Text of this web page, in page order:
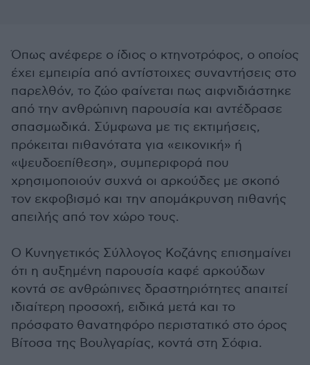
Όπως ανέφερε ο ίδιος ο κτηνοτρόφος, ο οποίος
έχει εμπειρία από αντίστοιχες συναντήσεις στο
παρελθόν, το ζώο φαίνεται πως αιφνιδιάστηκε
από την ανθρώπινη παρουσία και αντέδρασε
σπασμωδικά. Σύμφωνα με τις εκτιμήσεις,
πρόκειται πιθανότατα για «εικονική» ή
«ψευδοεπίθεση», συμπεριφορά που
χρησιμοποιούν συχνά οι αρκούδες με σκοπό
τον εκφοβισμό και την απομάκρυνση πιθανής
απειλής από τον χώρο τους.
Ο Κυνηγετικός Σύλλογος Κοζάνης επισημαίνει
ότι η αυξημένη παρουσία καφέ αρκούδων
κοντά σε ανθρώπινες δραστηριότητες απαιτεί
ιδιαίτερη προσοχή, ειδικά μετά και το
πρόσφατο θανατηφόρο περιστατικό στο όρος
Βίτοσα της Βουλγαρίας, κοντά στη Σόφια.